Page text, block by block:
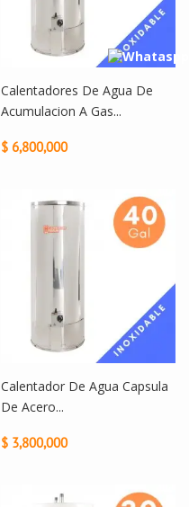
Calentadores De Agua De
Acumulacion A Gas...
$ 6,800,000
Calentador De Agua Capsula
De Acero...
$ 3,800,000